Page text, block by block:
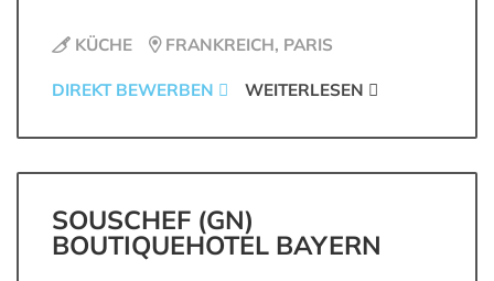
KÜCHE FRANKREICH, PARIS
DIREKT BEWERBEN WEITERLESEN
SOUSCHEF (GN)
BOUTIQUEHOTEL BAYERN